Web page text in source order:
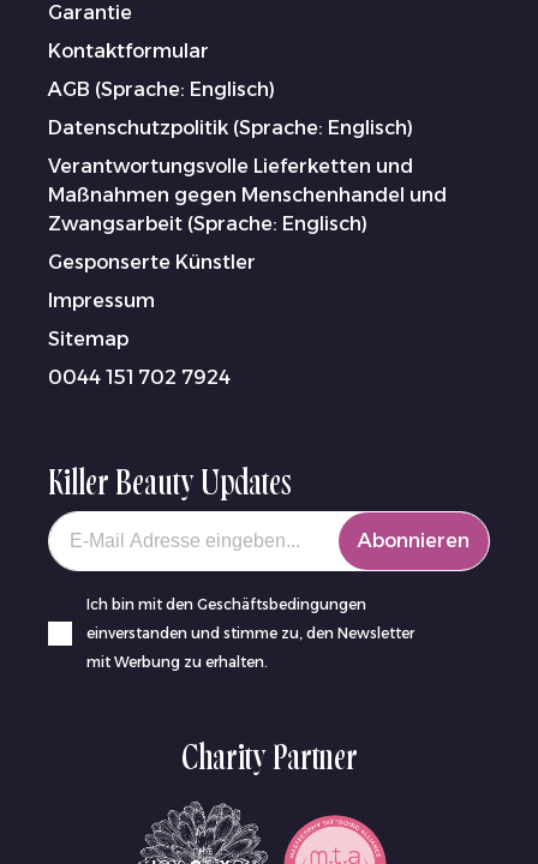
Garantie
Kontaktformular
AGB (Sprache: Englisch)
Datenschutzpolitik (Sprache: Englisch)
Verantwortungsvolle Lieferketten und
Maßnahmen gegen Menschenhandel und
Zwangsarbeit (Sprache: Englisch)
Gesponserte Künstler
Impressum
Sitemap
0044 151 702 7924
Killer Beauty Updates
Your email
Abonnieren
Ich bin mit den Geschäftsbedingungen
einverstanden und stimme zu, den Newsletter
mit Werbung zu erhalten.
Charity Partner